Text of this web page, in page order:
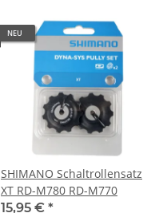
NEU
SHIMANO Schaltrollensatz
XT RD-M780 RD-M770
15,95 € *